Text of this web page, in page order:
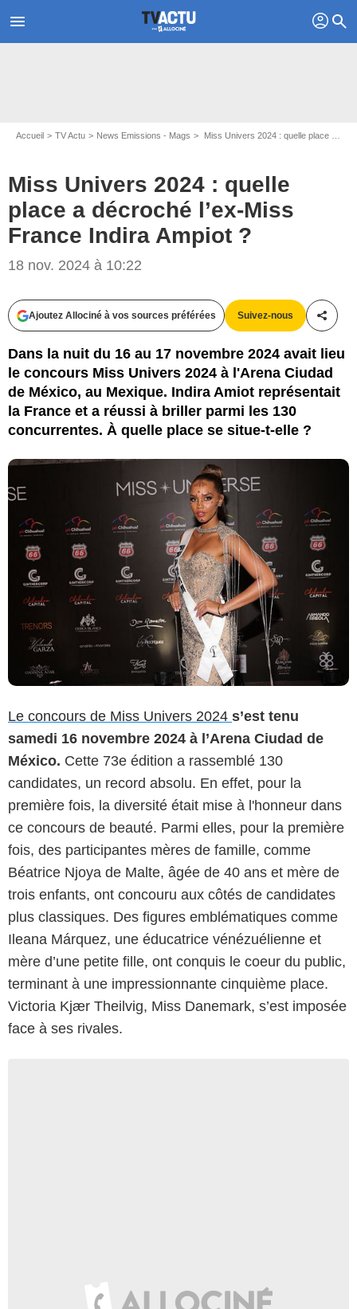
menu profil search
Accueil TV Actu News Emissions - Mags Miss Univers 2024 : quelle place a décroché l’ex-Miss France Indira Ampiot ?
Miss Univers 2024 : quelle
place a décroché l’ex-Miss
France Indira Ampiot ?
18 nov. 2024 à 10:22
Ajoutez Allociné à vos sources préférées Suivez-nous
Dans la nuit du 16 au 17 novembre 2024 avait lieu
le concours Miss Univers 2024 à l'Arena Ciudad
de México, au Mexique. Indira Amiot représentait
la France et a réussi à briller parmi les 130
concurrentes. À quelle place se situe-t-elle ?
Zuma Press / Bestimage
Le concours de Miss Univers 2024 s’est tenu
samedi 16 novembre 2024 à l’Arena Ciudad de
México. Cette 73e édition a rassemblé 130
candidates, un record absolu. En effet, pour la
première fois, la diversité était mise à l'honneur dans
ce concours de beauté. Parmi elles, pour la première
fois, des participantes mères de famille, comme
Béatrice Njoya de Malte, âgée de 40 ans et mère de
trois enfants, ont concouru aux côtés de candidates
plus classiques. Des figures emblématiques comme
Ileana Márquez, une éducatrice vénézuélienne et
mère d’une petite fille, ont conquis le coeur du public,
terminant à une impressionnante cinquième place.
Victoria Kjær Theilvig, Miss Danemark, s’est imposée
face à ses rivales.